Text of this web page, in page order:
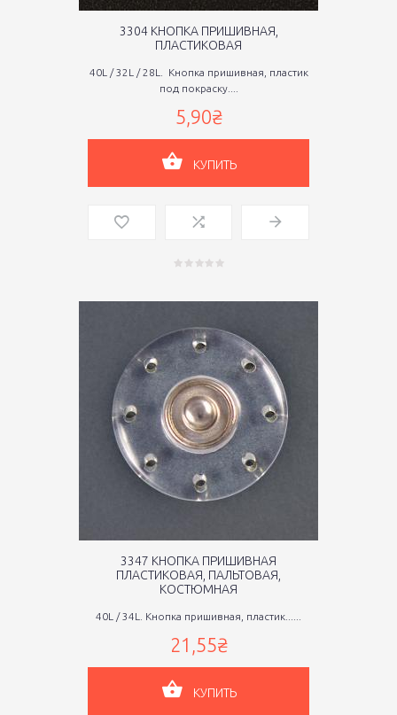
3304 КНОПКА ПРИШИВНАЯ,
ПЛАСТИКОВАЯ
40L / 32L / 28L. Кнопка пришивная, пластик
под покраску....
5,90₴
КУПИТЬ
3347 КНОПКА ПРИШИВНАЯ
ПЛАСТИКОВАЯ, ПАЛЬТОВАЯ,
КОСТЮМНАЯ
40L / 34L. Кнопка пришивная, пластик......
21,55₴
КУПИТЬ